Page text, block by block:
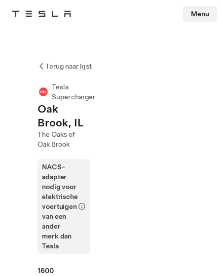
Tesla Menu
Terug naar lijst
Tesla
Supercharger
Oak
Brook, IL
The Oaks of
Oak Brook
NACS-
adapter
nodig voor
elektrische
voertuigen
van een
ander
merk dan
Tesla
1600